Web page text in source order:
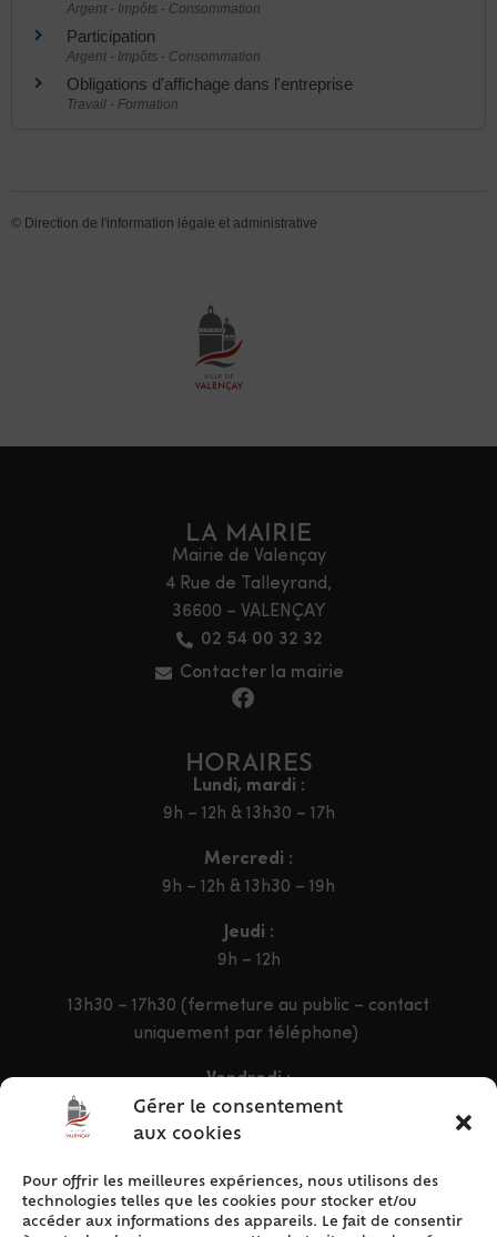
Gérer le consentement
aux cookies
Pour offrir les meilleures expériences, nous utilisons des
technologies telles que les cookies pour stocker et/ou
accéder aux informations des appareils. Le fait de consentir
Argent - Impôts - Consommation
Participation
Argent - Impôts - Consommation
Obligations d'affichage dans l'entreprise
Travail - Formation
© Direction de l'information légale et administrative
LA MAIRIE
Mairie de Valençay
4 Rue de Talleyrand,
36600 – VALENÇAY
02 54 00 32 32
Contacter la mairie
HORAIRES
Lundi, mardi :
9h – 12h & 13h30 – 17h
Mercredi :
9h – 12h & 13h30 – 19h
Jeudi :
9h – 12h
13h30 – 17h30 (fermeture au public – contact
uniquement par téléphone)
Vendredi :
9h – 12h & 13h30 – 16h30
ACCÈS RAPIDE
Accueil